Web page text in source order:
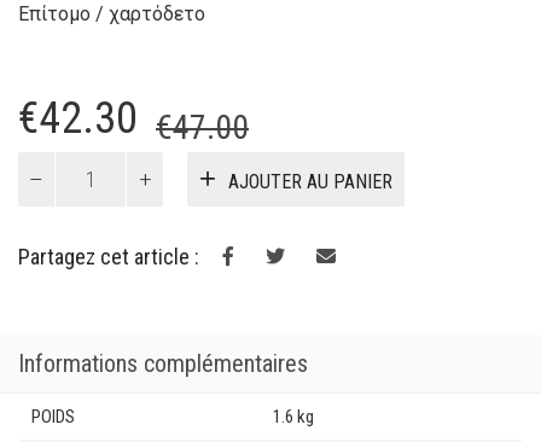
Επίτομο / χαρτόδετο
€47.00Le
prix
initial
était :
€42.30
Le
prix
actuel
est :
Λεξικό
Θεματικής
Duden
Αγγλοελληνικό
Ελληνοαγγλικό
AJOUTER AU PANIER
Partagez cet article :
Informations complémentaires
POIDS 1.6 kg